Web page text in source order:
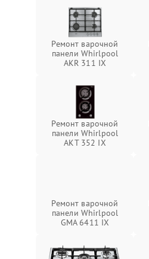
Ремонт варочной
панели Whirlpool
AKR 311 IX
Ремонт варочной
панели Whirlpool
AKT 352 IX
Ремонт варочной
панели Whirlpool
GMA 6411 IX